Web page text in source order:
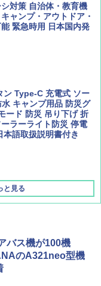
年 9 月号【特別付録:
布 ランダム2種】
統計・移動から読み
)
テント エクルベージ
設営 カンガルーテント
ト
対策 自治体・教育機
ャンプ・アウトドア・
緊急時用 日本国内発
ン Type-C 充電式 ソー
キャンプ用品 防災グ
ード 防災 吊り下げ 折
ラーライト防災 停電
語取扱説明書付き
と見る
バス機が100機
のA321neo型機